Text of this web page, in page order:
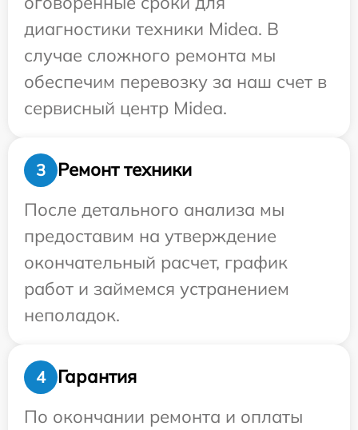
диагностики техники Midea. В
случае сложного ремонта мы
обеспечим перевозку за наш счет в
сервисный центр Midea.
3
Ремонт техники
После детального анализа мы
предоставим на утверждение
окончательный расчет, график
работ и займемся устранением
неполадок.
4
Гарантия
По окончании ремонта и оплаты